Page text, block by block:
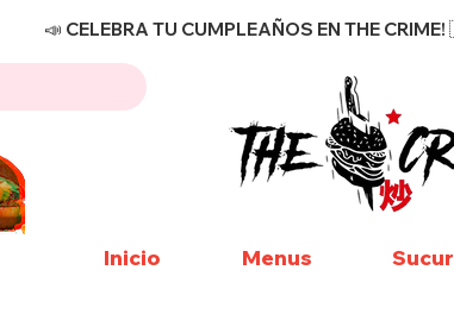
📣 CELEBRA TU CUMPLEAÑOS EN THE
Inicio Menus